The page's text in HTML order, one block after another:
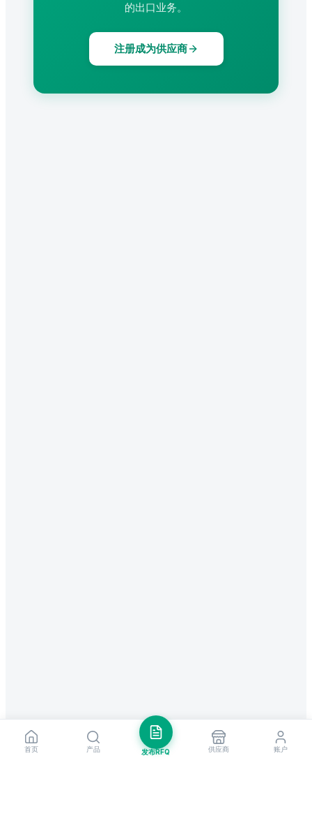
的出口业务。
注册成为供应商
首页 产品 发布RFQ 供应商 账户